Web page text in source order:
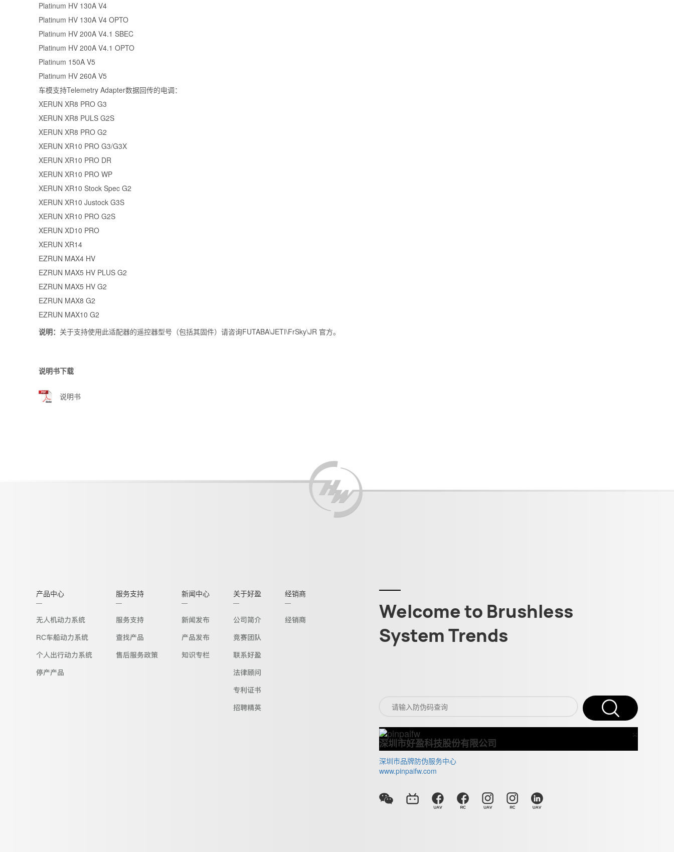
Platinum HV 130A V4
Platinum HV 130A V4 OPTO
Platinum HV 200A V4.1 SBEC
Platinum HV 200A V4.1 OPTO
Platinum 150A V5
Platinum HV 260A V5
车模支持Telemetry Adapter数据回传的电调：
XERUN XR8 PRO G3
XERUN XR8 PULS G2S
XERUN XR8 PRO G2
XERUN XR10 PRO G3/G3X
XERUN XR10 PRO DR
XERUN XR10 PRO WP
XERUN XR10 Stock Spec G2
XERUN XR10 Justock G3S
XERUN XR10 PRO G2S
XERUN XD10 PRO
XERUN XR14
EZRUN MAX4 HV
EZRUN MAX5 HV PLUS G2
EZRUN MAX5 HV G2
EZRUN MAX8 G2
EZRUN MAX10 G2
说明： 关于支持使用此适配器的遥控器型号（包括其固件）请咨询FUTABA\JETI\FrSky\JR 官方。
说明书下载
说明书
产品中心
无人机动力系统
RC车船动力系统
个人出行动力系统
停产产品
服务支持
服务支持
查找产品
售后服务政策
新闻中心
新闻发布
产品发布
知识专栏
关于好盈
公司简介
竞赛团队
联系好盈
法律顾问
专利证书
招聘精英
经销商
经销商
Welcome to Brushless
System Trends
×
深圳市好盈科技股份有限公司
深圳市品牌防伪服务中心
www.pinpaifw.com